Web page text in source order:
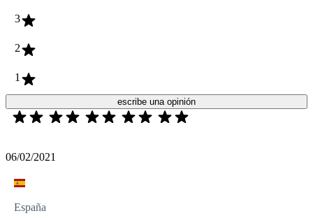
3
2
1
escribe una opinión
06/02/2021
España